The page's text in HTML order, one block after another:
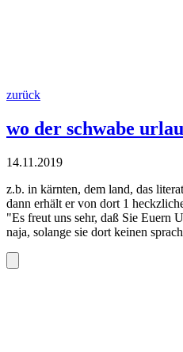
zurück
wo der schwabe
14.11.2019
z.b. in kärnten, dem land, das
dann erhält er von dort 1
"Es freut uns sehr, daß Sie Euern
naja, solange sie dort keinen